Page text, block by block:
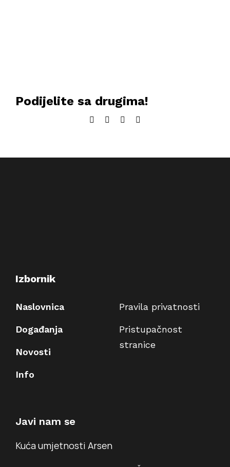
Podijelite sa drugima!
Facebook
TwitterLinkedIn
Izbornik
Naslovnica
Događanja
Novosti
Info
Pravila privatnosti
Pristupačnost
stranice
Javi nam se
Kuća umjetnosti Arsen